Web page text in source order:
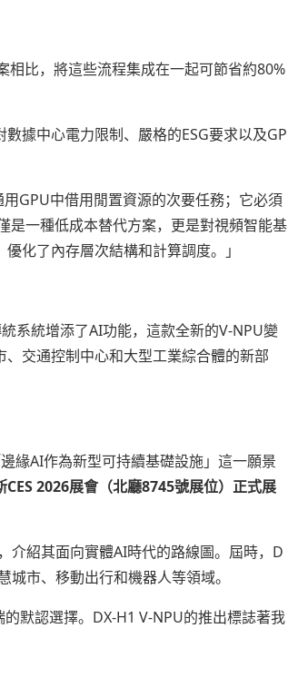
相比，將這些流程集成在一起可節省約80%
據中心電力限制、嚴格的ESG要求以及GP
GPU中借用閒置資源的次要任務；它必須
是一種低成本替代方案，更是對視頻智能基
化了內存層次結構和計算調度。」
系統增添了AI功能，這款全新的V-NPU變
交通控制中心和大型工業綜合體的新部
緣AI作為新型可持續基礎設施」這一願景
2026展會（北廳8745號展位）正式展
介紹其面向實體AI時代的路線圖。屆時，D
市、移動出行和機器人等領域。
默認選擇。DX-H1 V-NPU的推出標誌著我